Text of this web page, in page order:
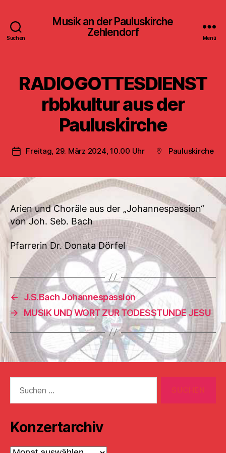
Suchen
Musik an der Pauluskirche
Zehlendorf
Menü
RADIOGOTTESDIENST
rbbkultur aus der
Pauluskirche
Veröffentlichungsdatum
Freitag, 29. März 2024, 10.00 Uhr Beitragsort
Pauluskirche
Arien und Choräle aus der „Johannespassion“
von Joh. Seb. Bach
Pfarrerin Dr. Donata Dörfel
←
J.S.Bach Johannespassion
→
MUSIK UND WORT ZUR TODESSTUNDE JESU
nach:
Konzertarchiv
Konzertarchiv